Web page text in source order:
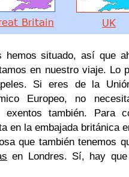
hemos situado, así que
en nuestro viaje. Lo
Si eres de la
Europeo, no
exentos también. Para
en la embajada británica
que también tenemos
en Londres. Sí, hay